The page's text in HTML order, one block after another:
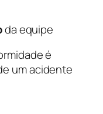
da equipe
é
um acidente